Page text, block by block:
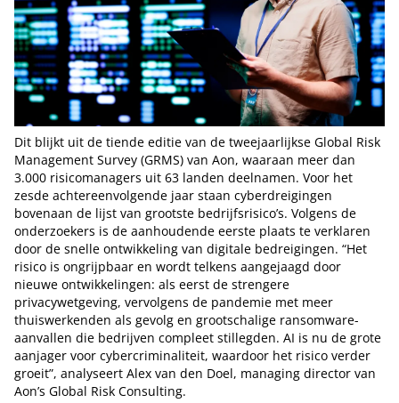
Dit blijkt uit de tiende editie van de tweejaarlijkse Global Risk
Management Survey (GRMS) van Aon, waaraan meer dan
3.000 risicomanagers uit 63 landen deelnamen. Voor het
zesde achtereenvolgende jaar staan cyberdreigingen
bovenaan de lijst van grootste bedrijfsrisico’s. Volgens de
onderzoekers is de aanhoudende eerste plaats te verklaren
door de snelle ontwikkeling van digitale bedreigingen. “Het
risico is ongrijpbaar en wordt telkens aangejaagd door
nieuwe ontwikkelingen: als eerst de strengere
privacywetgeving, vervolgens de pandemie met meer
thuiswerkenden als gevolg en grootschalige ransomware-
aanvallen die bedrijven compleet stillegden. AI is nu de grote
aanjager voor cybercriminaliteit, waardoor het risico verder
groeit”, analyseert Alex van den Doel, managing director van
Aon’s Global Risk Consulting.